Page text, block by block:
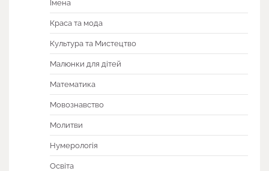
Імена
Краса та мода
Культура та Мистецтво
Малюнки для дітей
Математика
Мовознавство
Молитви
Нумерологія
Освіта